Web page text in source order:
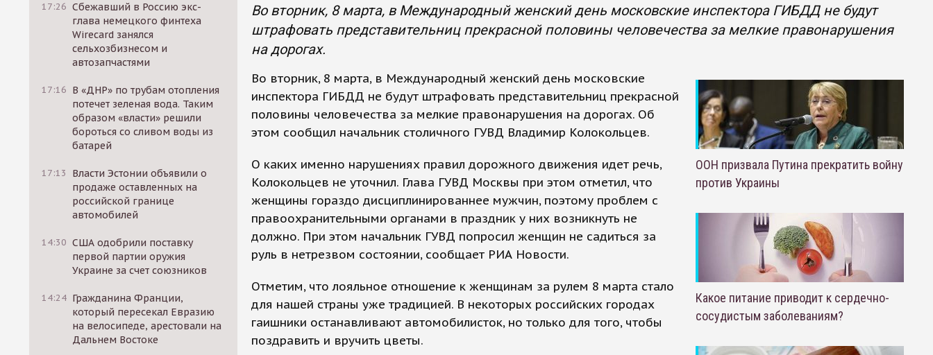
17:26 Сбежавший в Россию экс-
глава немецкого финтеха
Wirecard занялся
сельхозбизнесом и
автозапчастями
17:16 В «ДНР» по трубам отопления
потечет зеленая вода. Таким
образом «власти» решили
бороться со сливом воды из
батарей
17:13
Власти Эстонии объявили о
продаже оставленных на
российской границе
автомобилей
14:30 США одобрили поставку
первой партии оружия
Украине за счет союзников
14:24 Гражданина Франции,
который пересекал Евразию
на велосипеде, арестовали на
Дальнем Востоке
Во вторник, 8 марта, в Международный женский день московские инспектора ГИБДД не будут
штрафовать представительниц прекрасной половины человечества за мелкие правонарушения
на дорогах.
Во вторник, 8 марта, в Международный женский день московские
инспектора ГИБДД не будут штрафовать представительниц прекрасной
половины человечества за мелкие правонарушения на дорогах. Об
этом сообщил начальник столичного ГУВД Владимир Колокольцев.
О каких именно нарушениях правил дорожного движения идет речь,
Колокольцев не уточнил. Глава ГУВД Москвы при этом отметил, что
женщины гораздо дисциплинированнее мужчин, поэтому проблем с
правоохранительными органами в праздник у них возникнуть не
должно. При этом начальник ГУВД попросил женщин не садиться за
руль в нетрезвом состоянии, сообщает РИА Новости.
Отметим, что лояльное отношение к женщинам за рулем 8 марта стало
для нашей страны уже традицией. В некоторых российских городах
гаишники останавливают автомобилисток, но только для того, чтобы
поздравить и вручить цветы.
ООН призвала Путина прекратить войну
против Украины
Какое питание приводит к сердечно-
сосудистым заболеваниям?